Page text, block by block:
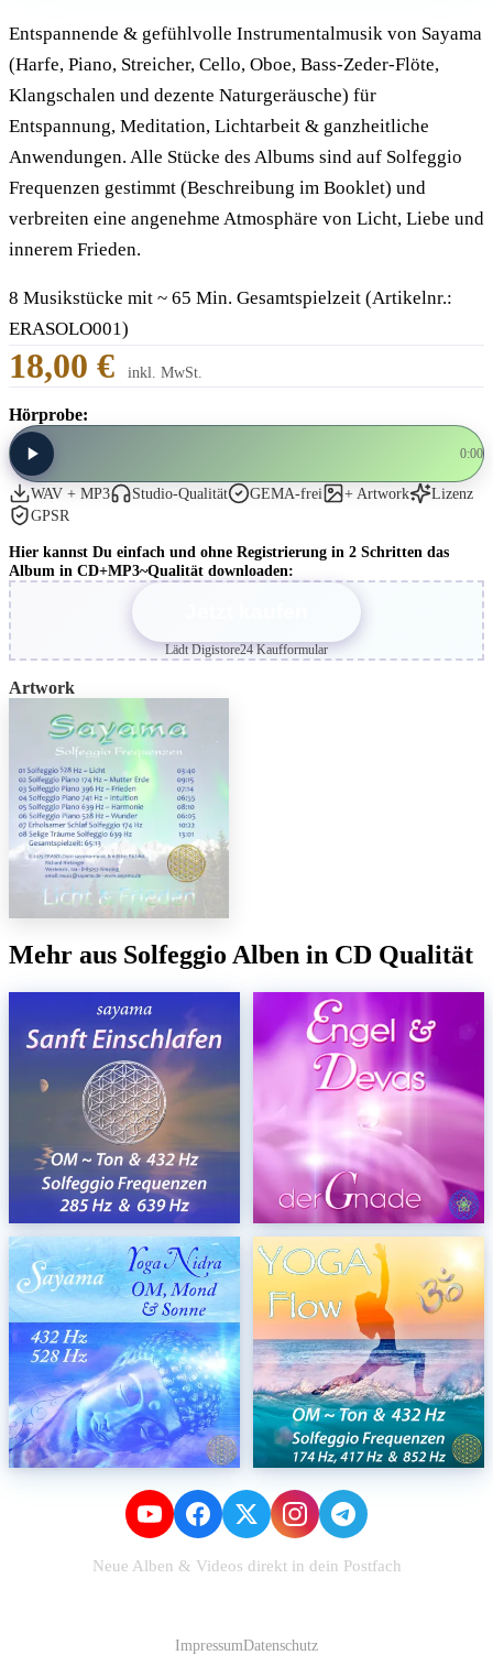
Entspannende & gefühlvolle Instrumentalmusik von Sayama
(Harfe, Piano, Streicher, Cello, Oboe, Bass-Zeder-Flöte,
Klangschalen und dezente Naturgeräusche) für
Entspannung, Meditation, Lichtarbeit & ganzheitliche
Anwendungen. Alle Stücke des Albums sind auf Solfeggio
Frequenzen gestimmt (Beschreibung im Booklet) und
verbreiten eine angenehme Atmosphäre von Licht, Liebe und
innerem Frieden.
8 Musikstücke mit ~ 65 Min. Gesamtspielzeit (Artikelnr.:
ERASOLO001)
18,00 € inkl. MwSt.
Hörprobe:
0:00
WAV + MP3 Studio-Qualität GEMA-frei + Artwork
Lizenz
GPSR
Hier kannst Du einfach und ohne Registrierung in 2 Schritten das
Album in CD+MP3~Qualität downloaden:
Lädt Digistore24 Kaufformular
Artwork
Mehr aus Solfeggio Alben in CD Qualität
Neue Alben & Videos direkt in dein Postfach
ImpressumDatenschutz